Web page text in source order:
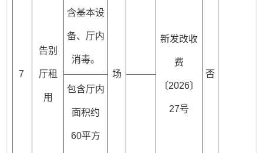
7
告别
厅租
用
含基本设
备、厅内
消毒。
场
新发改收
费
〔2026〕
27号
否
包含厅内
面积约
60平方